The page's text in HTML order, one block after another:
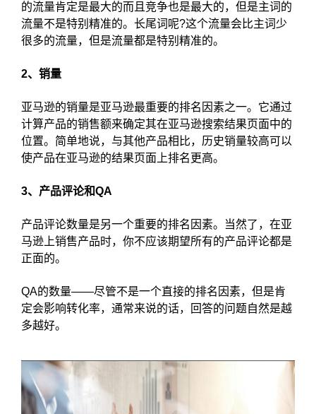
的流量肯定是最大的而且竞争也是最大的，但是主词的
流量不是特别精准的。长尾词呢?这个流量会比主词少
很多的流量，但是流量都是特别精准的。
2、销量
亚马逊的销量是亚马逊最重要的排名因素之一。它通过
计算产品的销售额来确定其在亚马逊搜索结果页面中的
位置。简单地说，与其他产品相比，历史销量较高可以
使产品在亚马逊的结果页面上排名更高。
3、产品评论和QA
产品评论数量是另一个重要的排名因素。当然了，在亚
马逊上销售产品时，你不应该期望所有的产品评论都是
正面的。
QA的数量——尽管不是一个直接的排名因素，但是肯
定会影响转化率，通常来说的话，回答的问题自然是越
多越好。